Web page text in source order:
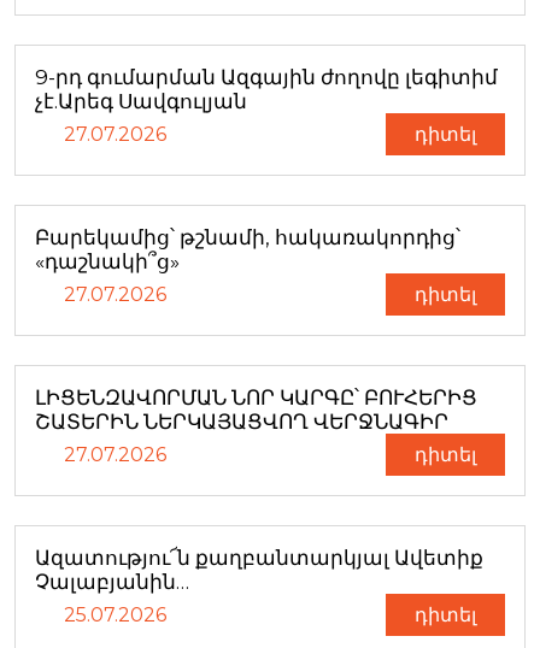
9-րդ գումարման Ազգային ժողովը լեգիտիմ
չէ.Արեգ Սավգուլյան
27.07.2026 դիտել
Բարեկամից՝ թշնամի, հակառակորդից՝
«դաշնակի՞ց»
27.07.2026 դիտել
ԼԻՑԵՆԶԱՎՈՐՄԱՆ ՆՈՐ ԿԱՐԳԸ՝ ԲՈՒՀԵՐԻՑ
ՇԱՏԵՐԻՆ ՆԵՐԿԱՅԱՑՎՈՂ ՎԵՐՋՆԱԳԻՐ
27.07.2026 դիտել
Ազատությու՜ն քաղբանտարկյալ Ավետիք
Չալաբյանին…
25.07.2026 դիտել